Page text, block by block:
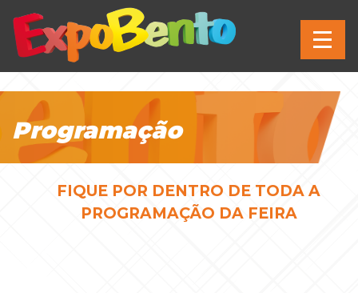
Programação
FIQUE POR DENTRO DE TODA A
PROGRAMAÇÃO DA FEIRA